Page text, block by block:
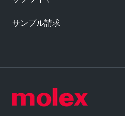
サンプル請求